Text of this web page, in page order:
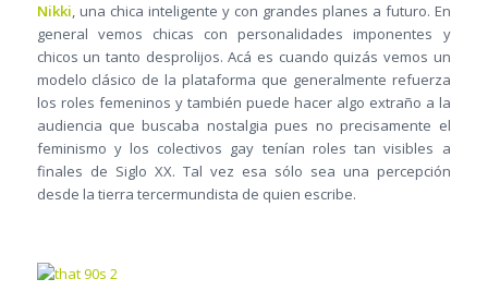
Nikki, una chica inteligente y con grandes planes a futuro. En
general vemos chicas con personalidades imponentes y
chicos un tanto desprolijos. Acá es cuando quizás vemos un
modelo clásico de la plataforma que generalmente refuerza
los roles femeninos y también puede hacer algo extraño a la
audiencia que buscaba nostalgia pues no precisamente el
feminismo y los colectivos gay tenían roles tan visibles a
finales de Siglo XX. Tal vez esa sólo sea una percepción
desde la tierra tercermundista de quien escribe.